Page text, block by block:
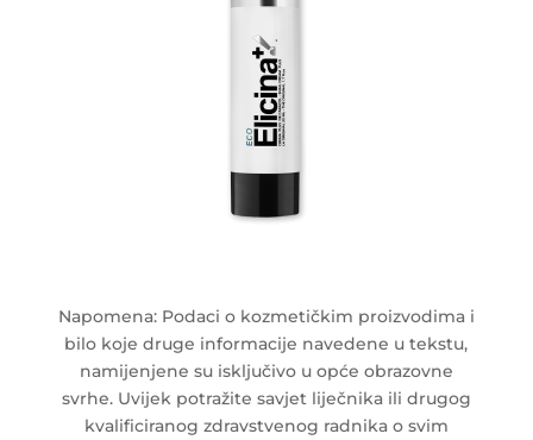
Napomena: Podaci o kozmetičkim proizvodima i
bilo koje druge informacije navedene u tekstu,
namijenjene su isključivo u opće obrazovne
svrhe. Uvijek potražite savjet liječnika ili drugog
kvalificiranog zdravstvenog radnika o svim